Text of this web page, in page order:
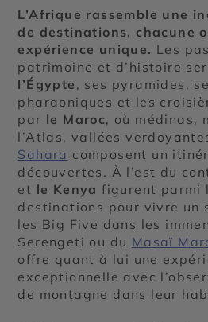
L’Afrique rassemble une
de destinations, chacune
expérience unique. Les
patrimoine et d’histoire
l’Égypte , ses pyramides,
pharaoniques et les
par le Maroc, où médinas,
l’Atlas, vallées
Sahara composent un
découvertes. À l’est du
et le Kenya figurent parmi
destinations pour vivre un
les Big Five dans les
Serengeti ou du Masaï
offre quant à lui une
exceptionnelle avec
de montagne dans leur